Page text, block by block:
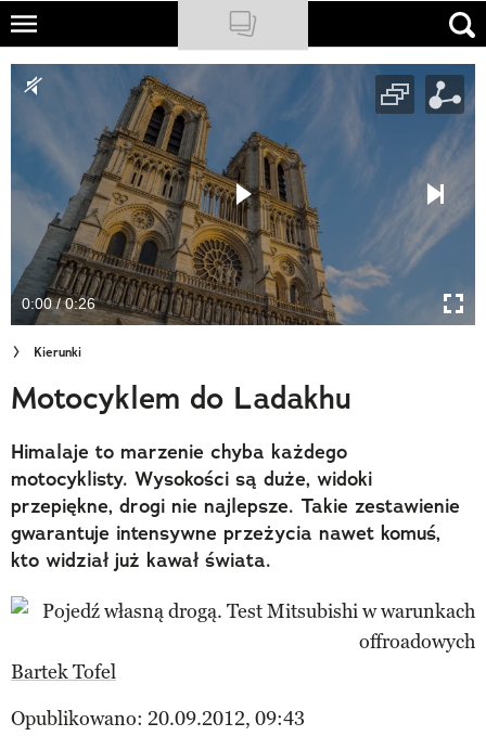
Skip
main
NATIONAL GEOGRAPHIC
PODCASTY
Sklep
Newsletter
Cuda Polski
Wielki Konkurs Fotograficzny
Trendbook Podróżniczy
Polecane
0:00 / 0:26
Kierunki
Motocyklem do Ladakhu
Himalaje to marzenie chyba każdego
motocyklisty. Wysokości są duże, widoki
przepiękne, drogi nie najlepsze. Takie zestawienie
gwarantuje intensywne przeżycia nawet komuś,
kto widział już kawał świata.
Bartek Tofel
Opublikowano: 20.09.2012, 09:43